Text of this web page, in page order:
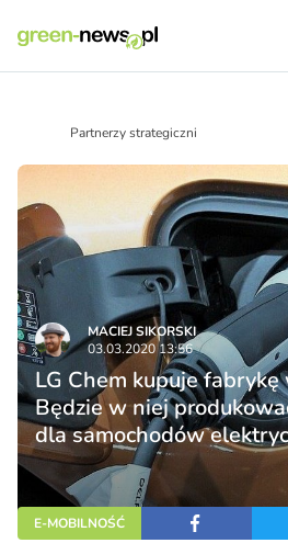
Partnerzy strategiczni
MACIEJ SIKORSKI
03.03.2020 13:56
LG Chem kupuje fabrykę
Będzie w niej
dla samochodów
E-MOBILNOŚĆ